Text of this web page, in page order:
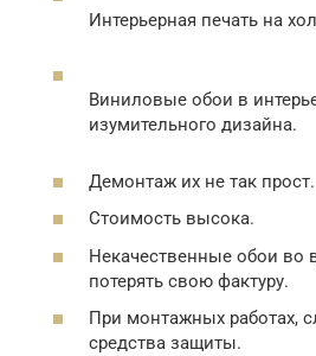
Интерьерная печать на
Виниловые обои в
изумительного дизайна.
Демонтаж их не так прост.
Стоимость высока.
Некачественные обои во
потерять свою фактуру.
При монтажных работах,
средства защиты.